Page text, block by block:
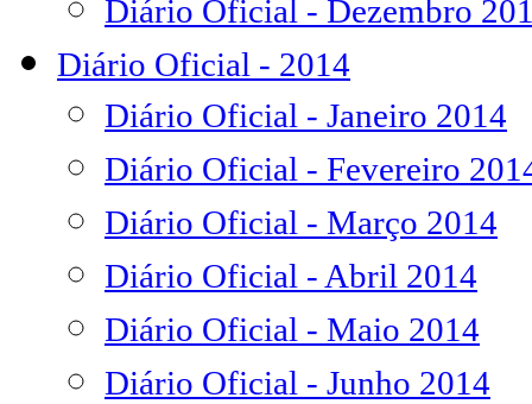
Diário Oficial - Dezembro
Diário Oficial - 2014
Diário Oficial - Janeiro 2014
Diário Oficial - Fevereiro
Diário Oficial - Março 2014
Diário Oficial - Abril 2014
Diário Oficial - Maio 2014
Diário Oficial - Junho 2014